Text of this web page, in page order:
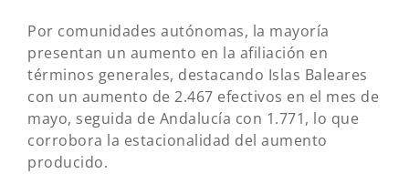
Por comunidades autónomas, la mayoría
presentan un aumento en la afiliación en
términos generales, destacando Islas Baleares
con un aumento de 2.467 efectivos en el mes de
mayo, seguida de Andalucía con 1.771, lo que
corrobora la estacionalidad del aumento
producido.